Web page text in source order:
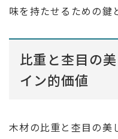
味を持たせるための鍵
比重と杢目の
イン的価値
木材の比重と杢目の美